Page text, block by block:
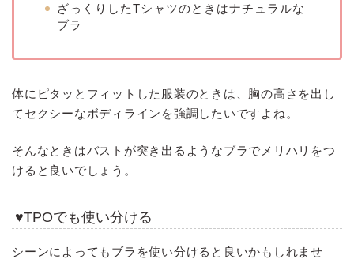
ざっくりしたTシャツのときはナチュラルな
ブラ
体にピタッとフィットした服装のときは、胸の高さを出し
てセクシーなボディラインを強調したいですよね。
そんなときはバストが突き出るようなブラでメリハリをつ
けると良いでしょう。
♥TPOでも使い分ける
シーンによってもブラを使い分けると良いかもしれませ